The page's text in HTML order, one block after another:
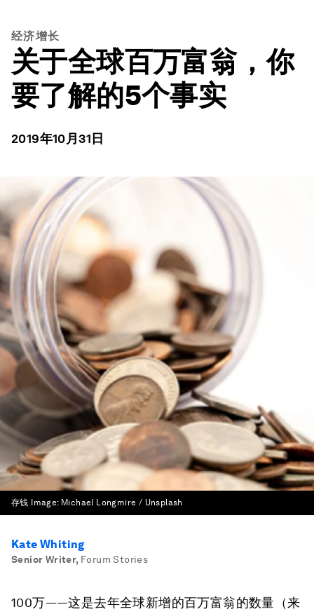
经济增长
关于全球百万富翁，你
要了解的5个事实
2019年10月31日
存钱 Image: Michael Longmire / Unsplash
Kate Whiting
Senior Writer, Forum Stories
100万——这是去年全球新增的百万富翁的数量（来